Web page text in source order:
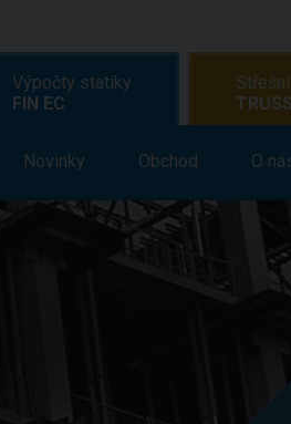
Podpora Novinky
Výpočty statiky
FIN EC
Novinky Obchod O